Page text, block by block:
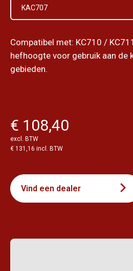
KAC707
Compatibel met: KC710 /
hefhoogte voor gebruik aan de
gebieden.
€ 108,40
excl. BTW
€ 131,16 incl. BTW
Vind een dealer